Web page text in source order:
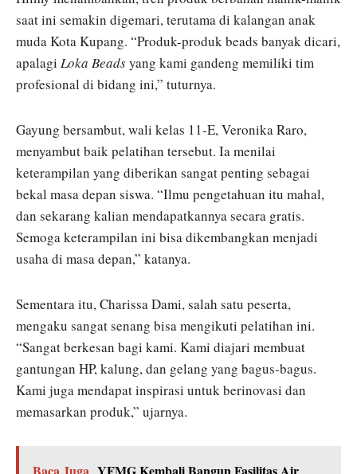
saat ini semakin digemari, terutama di kalangan anak
muda Kota Kupang. “Produk-produk beads banyak dicari,
apalagi Loka Beadsyang kami gandeng memiliki tim
profesional di bidang ini,” tuturnya.
Gayung bersambut, wali kelas 11-E, Veronika Raro,
menyambut baik pelatihan tersebut. Ia menilai
keterampilan yang diberikan sangat penting sebagai
bekal masa depan siswa. “Ilmu pengetahuan itu mahal,
dan sekarang kalian mendapatkannya secara gratis.
Semoga keterampilan ini bisa dikembangkan menjadi
usaha di masa depan,” katanya.
Sementara itu, Charissa Dami, salah satu peserta,
mengaku sangat senang bisa mengikuti pelatihan ini.
“Sangat berkesan bagi kami. Kami diajari membuat
gantungan HP, kalung, dan gelang yang bagus-bagus.
Kami juga mendapat inspirasi untuk berinovasi dan
memasarkan produk,” ujarnya.